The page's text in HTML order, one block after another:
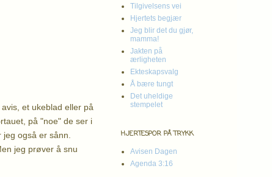
et ukeblad eller på
på "noe" de ser i
også er sånn.
jeg prøver å snu
Tilgivelsens vei
Hjertets begjær
Jeg blir det du gjør,
mamma!
Jakten på
ærligheten
Ekteskapsvalg
Å bære tungt
Det uheldige
stempelet
HJERTESPOR PÅ TRYKK
Avisen Dagen
Agenda 3:16